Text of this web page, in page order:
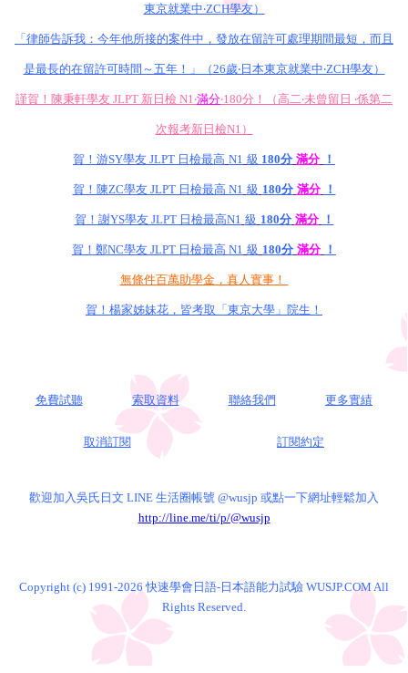
東京就業中‧ZCH學友）
「律師告訴我：今年他所接的案件中，發放在留許可處理期間最短，而且
是最長的在留許可時間～五年！」（26歲‧日本東京就業中‧ZCH學友）
謹賀！陳秉軒學友 JLPT 新日檢 N1‧滿分‧180分！（高二‧未曾留日 ‧係第二
次報考新日檢N1）
賀！游SY學友 JLPT 日檢最高 N1 級 180分 滿分 ！
賀！陳ZC學友 JLPT 日檢最高 N1 級 180分 滿分 ！
賀！謝YS學友 JLPT 日檢最高N1 級 180分 滿分 ！
賀！鄭NC學友 JLPT 日檢最高 N1 級 180分 滿分 ！
無條件百萬助學金，真人實事！
賀！楊家姊妹花，皆考取「東京大學」院生！
免費試聽 索取資料 聯絡我們 更多實績
取消訂閱 訂閱約定
歡迎加入吳氏日文 LINE 生活圈帳號 @wusjp 或點一下網址輕鬆加入
http://line.me/ti/p/@wusjp
Copyright (c) 1991-2026 快速學會日語-日本語能力試驗 WUSJP.COM All
Rights Reserved.